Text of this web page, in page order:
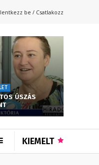
be / Csatlakozz
ÚSZÁS
KIEMELT